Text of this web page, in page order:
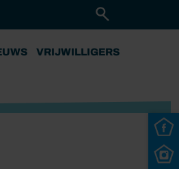
VRIJWILLIGERS